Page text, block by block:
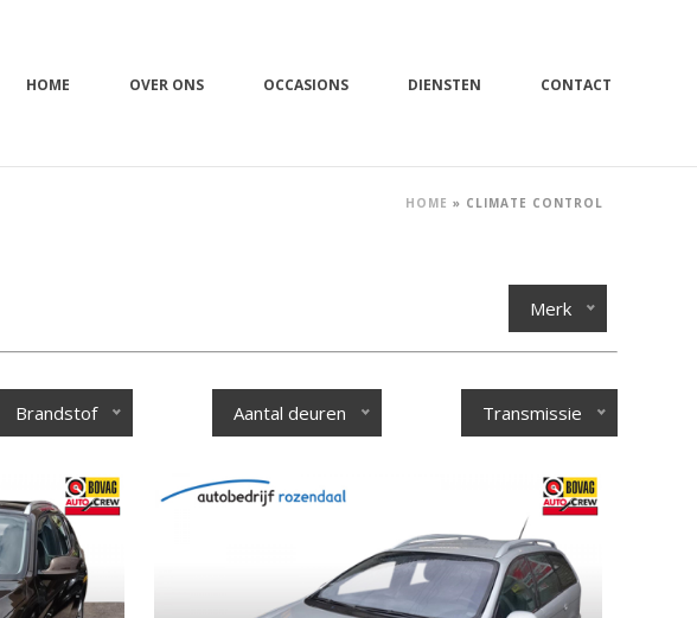
HOME OVER ONS OCCASIONS DIENSTEN CONTACT
HOME » CLIMATE CONTROL
Merk
Brandstof Aantal deuren Transmissie